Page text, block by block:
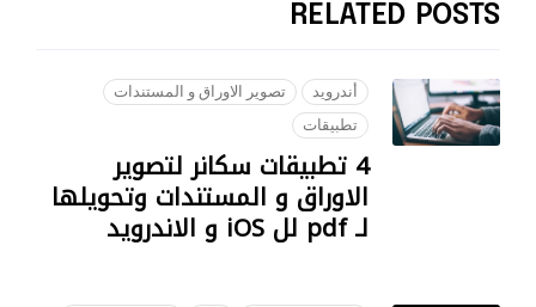
RELATED POSTS
أندرويد
تصوير الاوراق و المستندات
تطبيقات
4 تطبيقات سكانر لتصوير
الاوراق و المستندات وتحويلها
لـ pdf لل iOS و الاندرويد